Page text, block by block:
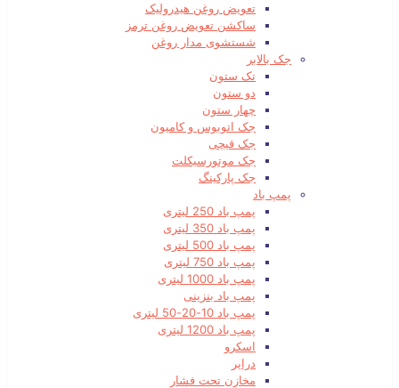
تعویض روغن هیدرولیک
ساکشن تعویض روغن ترمز
شستشوی مدار روغن
جک بالابر
تک ستون
دو ستون
چهار ستون
جک اتوبوس و کامیون
جک قیچی
جک موتورسیکلت
جک پارکینگ
پمپ باد
پمپ باد 250 لیتری
پمپ باد 350 لیتری
پمپ باد 500 لیتری
پمپ باد 750 لیتری
پمپ باد 1000 لیتری
پمپ باد بنزینی
پمپ باد 10-20-50 لیتری
پمپ باد 1200 لیتری
اسکرو
درایر
مخازن تحت فشار